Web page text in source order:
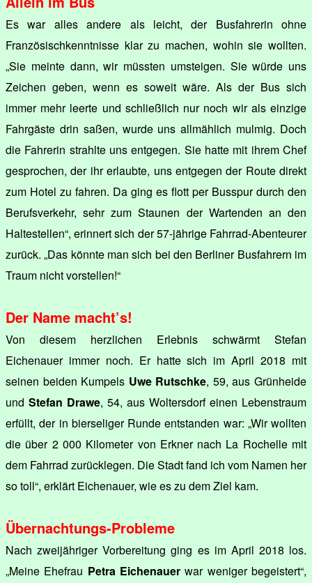
Es war alles andere als leicht, der Busfahrerin ohne
Französischkenntnisse klar zu machen, wohin sie wollten.
„Sie meinte dann, wir müssten umsteigen. Sie würde uns
Zeichen geben, wenn es soweit wäre. Als der Bus sich
immer mehr leerte und schließlich nur noch wir als einzige
Fahrgäste drin saßen, wurde uns allmählich mulmig. Doch
die Fahrerin strahlte uns entgegen. Sie hatte mit ihrem Chef
gesprochen, der ihr erlaubte, uns entgegen der Route direkt
zum Hotel zu fahren. Da ging es flott per Busspur durch den
Berufsverkehr, sehr zum Staunen der Wartenden an den
Haltestellen“, erinnert sich der 57-jährige Fahrrad-Abenteurer
zurück. „Das könnte man sich bei den Berliner Busfahrern im
Traum nicht vorstellen!“
Der Name macht’s!
Von diesem herzlichen Erlebnis schwärmt Stefan
Eichenauer immer noch. Er hatte sich im April 2018 mit
seinen beiden Kumpels Uwe Rutschke, 59, aus Grünheide
und Stefan Drawe, 54, aus Woltersdorf einen Lebenstraum
erfüllt, der in bierseliger Runde entstanden war: „Wir wollten
die über 2 000 Kilometer von Erkner nach La Rochelle mit
dem Fahrrad zurücklegen. Die Stadt fand ich vom Namen her
so toll“, erklärt Eichenauer, wie es zu dem Ziel kam.
Übernachtungs-Probleme
Nach zweijähriger Vorbereitung ging es im April 2018 los.
„Meine Ehefrau Petra Eichenauer war weniger begeistert“,